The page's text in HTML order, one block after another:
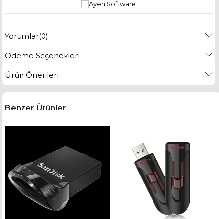
Yorumlar(0)
Ödeme Seçenekleri
Ürün Önerileri
Benzer Ürünler